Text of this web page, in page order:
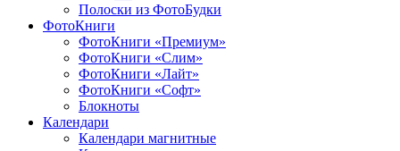
Полоски из ФотоБудки
ФотоКниги
ФотоКниги «Премиум»
ФотоКниги «Слим»
ФотоКниги «Лайт»
ФотоКниги «Софт»
Блокноты
Календари
Календари магнитные